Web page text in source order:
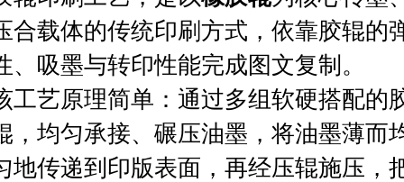
合载体的传统印刷方式，依靠胶辊的
、吸墨与转印性能完成图文复制。
工艺原理简单：通过多组软硬搭配的
，均匀承接、碾压油墨，将油墨薄而
地传递到印版表面，再经压辊施压，